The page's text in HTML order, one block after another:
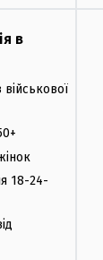
в
18-24-